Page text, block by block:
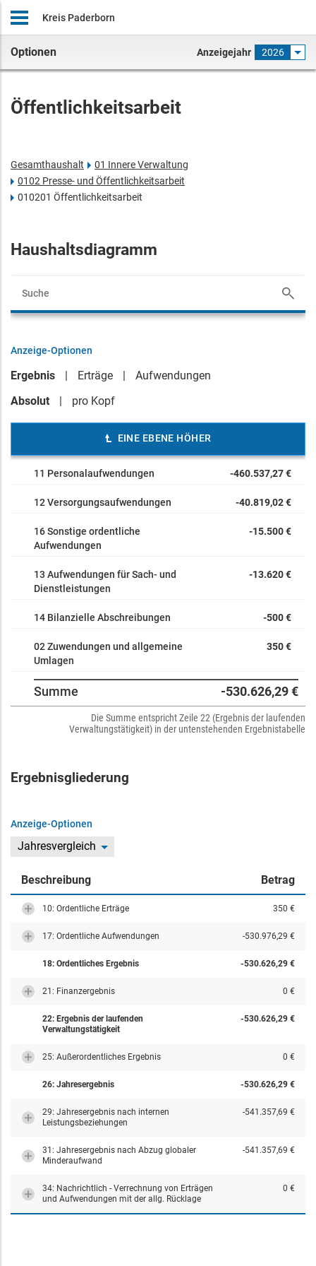
Kreis Paderborn
Optionen Anzeigejahr 2026
Öffentlichkeitsarbeit
Gesamthaushalt
01 Innere Verwaltung
0102 Presse- und Öffentlichkeitsarbeit
010201 Öffentlichkeitsarbeit
Haushaltsdiagramm
Anzeige-Optionen
Ergebnis Erträge
Aufwendungen
Absolut
pro Kopf
EINE EBENE HÖHER
11 Personalaufwendungen -460.537,27 €
12 Versorgungsaufwendungen -40.819,02 €
16 Sonstige ordentliche
Aufwendungen
-15.500 €
13 Aufwendungen für Sach- und
Dienstleistungen
-13.620 €
14 Bilanzielle Abschreibungen -500 €
02 Zuwendungen und allgemeine
Umlagen
350 €
Summe -530.626,29 €
Die Summe entspricht Zeile 22 (Ergebnis der laufenden
Verwaltungstätigkeit) in der untenstehenden Ergebnistabelle
Ergebnisgliederung
Anzeige-Optionen
Jahresvergleich
Beschreibung Betrag
10: Ordentliche Erträge 350 €
17: Ordentliche Aufwendungen -530.976,29 €
18: Ordentliches Ergebnis -530.626,29 €
21: Finanzergebnis 0 €
22: Ergebnis der laufenden
Verwaltungstätigkeit
-530.626,29 €
25: Außerordentliches Ergebnis 0 €
26: Jahresergebnis -530.626,29 €
29: Jahresergebnis nach internen
Leistungsbeziehungen
-541.357,69 €
31: Jahresergebnis nach Abzug globaler
Minderaufwand
-541.357,69 €
34: Nachrichtlich - Verrechnung von Erträgen
und Aufwendungen mit der allg. Rücklage
0 €